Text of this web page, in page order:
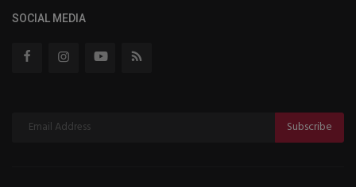
SOCIAL MEDIA
Subscribe